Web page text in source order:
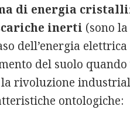
di energia
inerti (sono
dell’energia
del suolo
rivoluzione
ontologiche: